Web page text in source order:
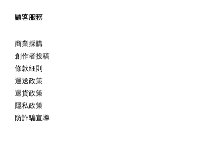
顧客服務
商業採購
創作者投稿
條款細則
運送政策
退貨政策
隱私政策
防詐騙宣導